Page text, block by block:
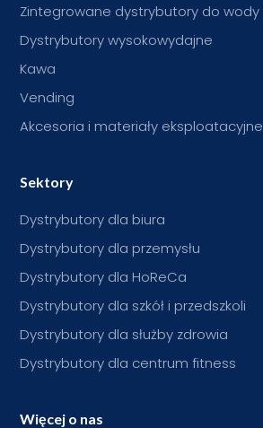
Zintegrowane dystrybutory do wody
Dystrybutory wysokowydajne
Kawa
Vending
Akcesoria i materiały eksploatacyjne
Sektory
Dystrybutory dla biura
Dystrybutory dla przemysłu
Dystrybutory dla HoReCa
Dystrybutory dla szkół i przedszkoli
Dystrybutory dla służby zdrowia
Dystrybutory dla centrum fitness
Więcej o nas